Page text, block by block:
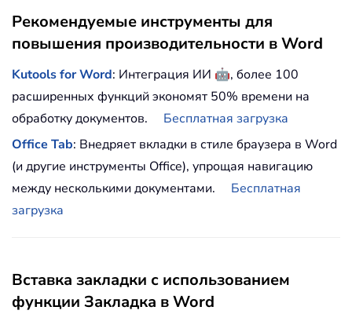
Рекомендуемые инструменты для
повышения производительности в Word
Kutools for Word: Интеграция ИИ 🤖, более 100
расширенных функций экономят 50% времени на
обработку документов.
Бесплатная загрузка
Office Tab: Внедряет вкладки в стиле браузера в Word
(и другие инструменты Office), упрощая навигацию
между несколькими документами.
Бесплатная
загрузка
Вставка закладки с использованием
функции Закладка в Word